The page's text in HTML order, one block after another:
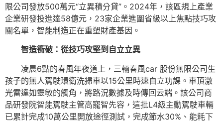
限公司發放500萬元“立異積分貸”。2024年，該區規上產業
企業研發投進達58億元，23家企業進圍省級以上焦點技巧攻
關名單，智能制造正在重塑財產基因。
智造衝破：從技巧攻堅到自立立異
凌晨6點的春風年夜道上，三輛春風car 股份無限公司生
孩子的無人駕駛環衛洗掃車以15公里時速自立功課。車頂激
光雷達如靈敏的觸角，將路況數據及時傳回云端。該公司商
品研發院智能駕駛主管高寵智先容，這批L4級主動駕駛車輛
已累計完成10萬公里開放途徑測試，完成節水30%、能耗下